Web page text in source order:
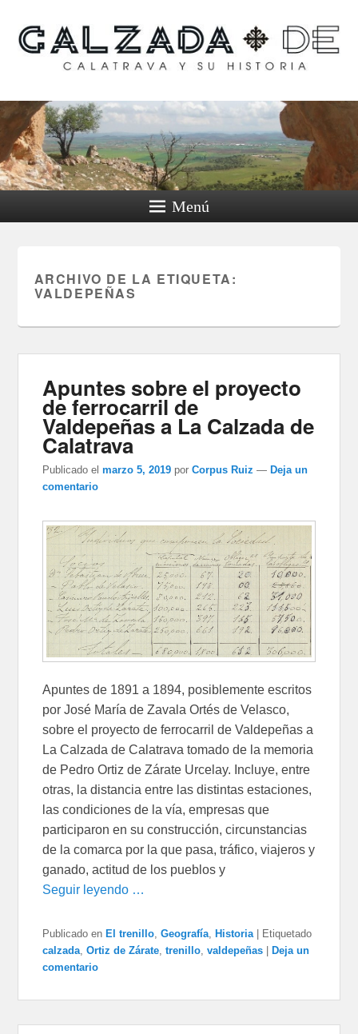
Calzada de Calatrava y
su historia
Menú
ARCHIVO DE LA ETIQUETA:
VALDEPEÑAS
Apuntes sobre el proyecto
de ferrocarril de
Valdepeñas a La Calzada de
Calatrava
Publicado el marzo 5, 2019 porCorpus Ruiz — Deja un
comentario
Apuntes de 1891 a 1894, posiblemente escritos
por José María de Zavala Ortés de Velasco,
sobre el proyecto de ferrocarril de Valdepeñas a
La Calzada de Calatrava tomado de la memoria
de Pedro Ortiz de Zárate Urcelay. Incluye, entre
otras, la distancia entre las distintas estaciones,
las condiciones de la vía, empresas que
participaron en su construcción, circunstancias
de la comarca por la que pasa, tráfico, viajeros y
ganado, actitud de los pueblos y
Seguir leyendo …
Publicado en El trenillo,Geografía, Historia
Etiquetado
calzada,Ortiz de Zárate,trenillo,valdepeñas
Deja un
comentario